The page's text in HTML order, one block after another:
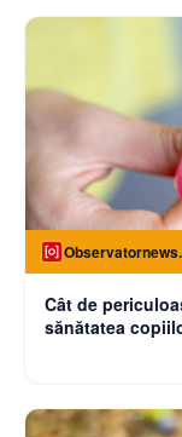
Cât de
sănătatea